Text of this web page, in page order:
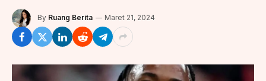
By Ruang Berita Maret 21, 2024